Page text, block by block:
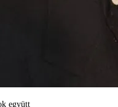
együtt